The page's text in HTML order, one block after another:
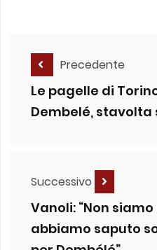
Precedente
Le pagelle di
Dembelé, stavolta
Successivo
Vanoli: “Non
abbiamo saputo